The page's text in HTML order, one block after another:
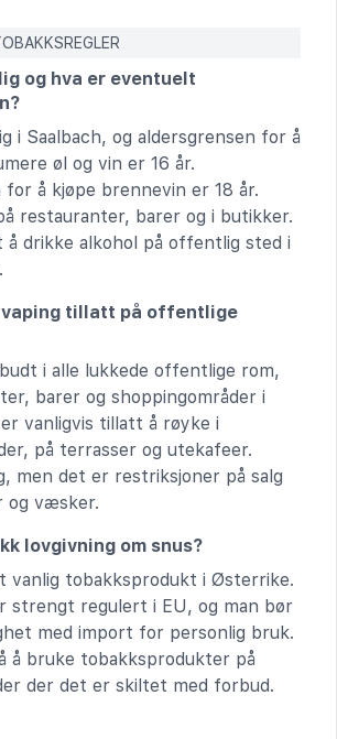
og hva er eventuelt
i Saalbach, og aldersgrensen for å
øl og vin er 16 år.
for å kjøpe brennevin er 18 år.
restauranter, barer og i butikker.
drikke alkohol på offentlig sted i
vaping tillatt på offentlige
i alle lukkede offentlige rom,
barer og shoppingområder i
vanligvis tillatt å røyke i
på terrasser og utekafeer.
men det er restriksjoner på salg
og væsker.
lovgivning om snus?
vanlig tobakksprodukt i Østerrike.
strengt regulert i EU, og man bør
med import for personlig bruk.
å bruke tobakksprodukter på
der det er skiltet med forbud.